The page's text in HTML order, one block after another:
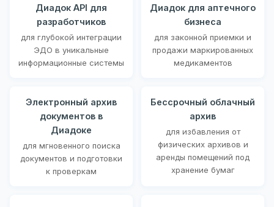
Диадок API для
разработчиков
для глубокой интеграции
ЭДО в уникальные
информационные системы
Диадок для аптечного
бизнеса
для законной приемки и
продажи маркированных
медикаментов
Электронный архив
документов в
Диадоке
для мгновенного поиска
документов и подготовки
к проверкам
Бессрочный облачный
архив
для избавления от
физических архивов и
аренды помещений под
хранение бумаг